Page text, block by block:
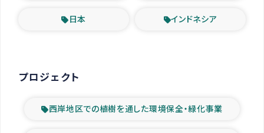
日本 インドネシア
プロジェクト
西岸地区での植樹を通した環境保全・緑化事業